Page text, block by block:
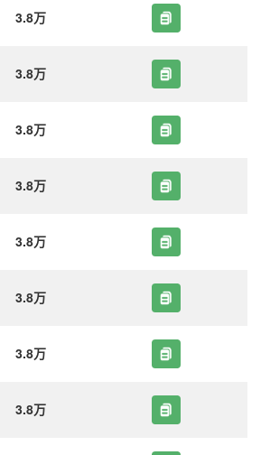
3.8万
3.8万
3.8万
3.8万
3.8万
3.8万
3.8万
3.8万